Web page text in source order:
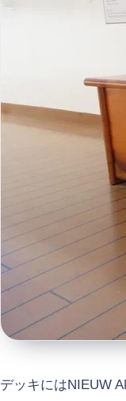
デッキにはNIEUW